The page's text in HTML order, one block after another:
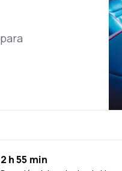
2 h 55 min